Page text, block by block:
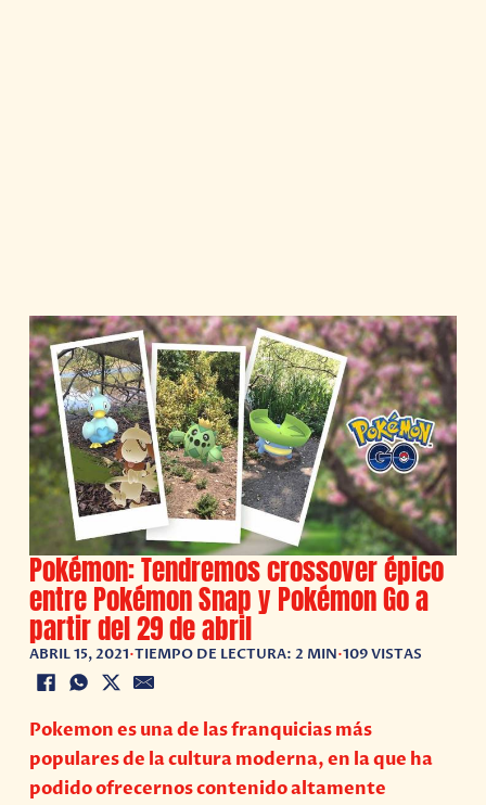
Pokémon: Tendremos crossover épico
entre Pokémon Snap y Pokémon Go a
partir del 29 de abril
ABRIL 15, 2021•TIEMPO DE LECTURA: 2 MIN•109 VISTAS
Pokemon es una de las franquicias más
populares de la cultura moderna, en la que ha
podido ofrecernos contenido altamente